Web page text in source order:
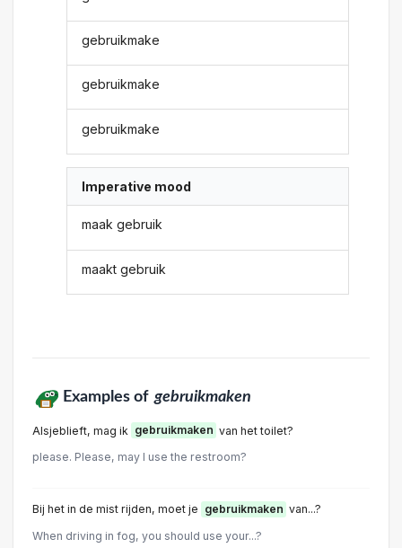
gebruikmake
gebruikmake
gebruikmake
Imperative mood
maak gebruik
maakt gebruik
Examples of gebruikmaken
Alsjeblieft, mag ik gebruikmaken van het toilet?
please. Please, may I use the restroom?
Bij het in de mist rijden, moet je gebruikmaken van...?
When driving in fog, you should use your...?